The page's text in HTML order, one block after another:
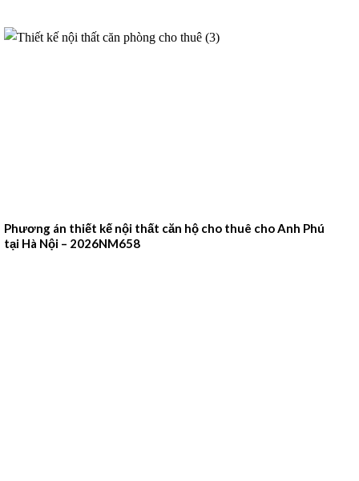
Phương án thiết kế nội thất căn hộ cho thuê cho Anh Phú
tại Hà Nội – 2026NM658